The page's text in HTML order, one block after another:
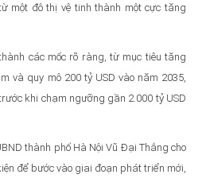
một đô thị vệ tinh thành một cực tăng
các mốc rõ ràng, từ mục tiêu tăng
và quy mô 200 tỷ USD vào năm 2035,
khi chạm ngưỡng gần 2.000 tỷ USD
thành phố Hà Nội Vũ Đại Thắng cho
để bước vào giai đoạn phát triển mới,